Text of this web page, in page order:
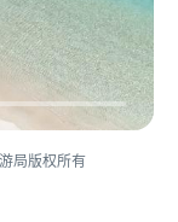
局版权所有